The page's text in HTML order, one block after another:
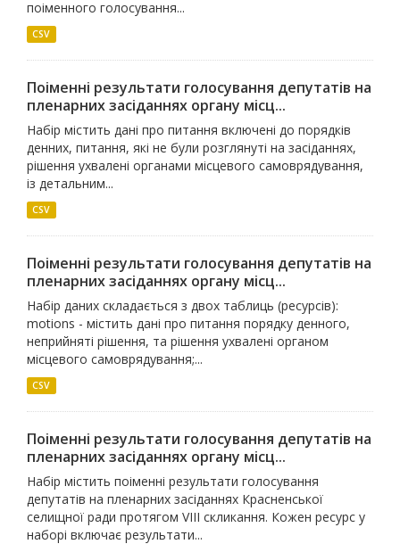
поіменного голосування...
CSV
Поіменні результати голосування депутатів на
пленарних засіданнях органу місц...
Набір містить дані про питання включені до порядків
денних, питання, які не були розглянуті на засіданнях,
рішення ухвалені органами місцевого самоврядування,
із детальним...
CSV
Поіменні результати голосування депутатів на
пленарних засіданнях органу місц...
Набір даних складається з двох таблиць (ресурсів):
motions - містить дані про питання порядку денного,
неприйняті рішення, та рішення ухвалені органом
місцевого самоврядування;...
CSV
Поіменні результати голосування депутатів на
пленарних засіданнях органу місц...
Набір містить поіменні результати голосування
депутатів на пленарних засіданнях Красненської
селищної ради протягом VІII скликання. Кожен ресурс у
наборі включає результати...